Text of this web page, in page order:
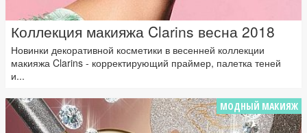
Коллекция макияжа Clarins весна 2018
Новинки декоративной косметики в весенней коллекции
макияжа Clarins - корректирующий праймер, палетка теней
и...
МОДНЫЙ МАКИЯЖ